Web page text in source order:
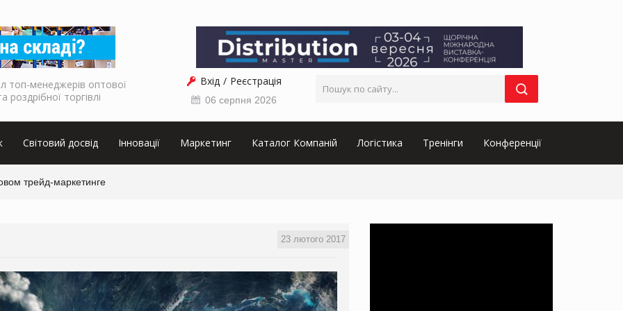
топ-менеджерів оптової
роздрібної торгівлі
Вхід Реєстрація
06 серпня 2026
Світовий досвід Інновації Маркетинг Каталог Компаній Логістика Тренінги Конференції
трейд-маркетинге
23 лютого 2017